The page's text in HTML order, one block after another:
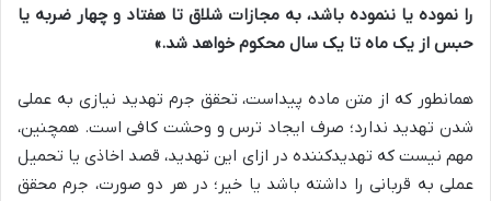
را نموده یا ننموده باشد، به مجازات شلاق تا هفتاد و چهار ضربه یا
حبس از یک ماه تا یک سال محکوم خواهد شد.»
همانطور که از متن ماده پیداست، تحقق جرم تهدید نیازی به عملی
شدن تهدید ندارد؛ صرف ایجاد ترس و وحشت کافی است. همچنین،
مهم نیست که تهدیدکننده در ازای این تهدید، قصد اخاذی یا تحمیل
عملی به قربانی را داشته باشد یا خیر؛ در هر دو صورت، جرم محقق